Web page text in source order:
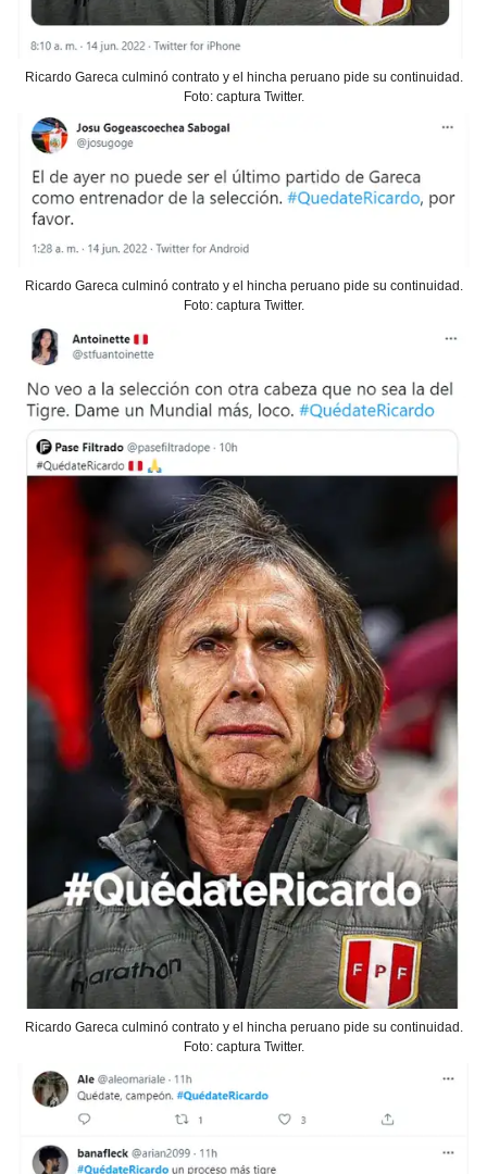
Ricardo Gareca culminó contrato y el hincha peruano pide su continuidad.
Foto: captura Twitter.
Ricardo Gareca culminó contrato y el hincha peruano pide su continuidad.
Foto: captura Twitter.
Ricardo Gareca culminó contrato y el hincha peruano pide su continuidad.
Foto: captura Twitter.